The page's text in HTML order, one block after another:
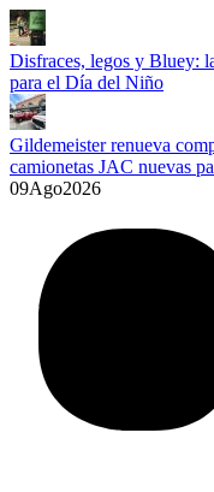
Disfraces, legos y Bluey:
para el Día del Niño
Gildemeister renueva
camionetas JAC nuevas
09Ago2026